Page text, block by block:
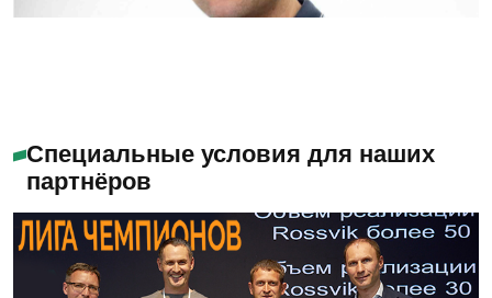
Специальные условия для наших
партнёров